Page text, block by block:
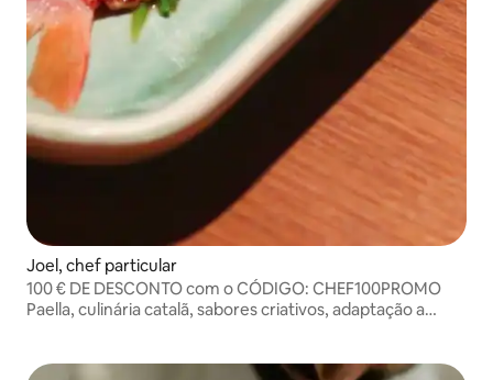
Joel, chef particular
100 € DE DESCONTO com o CÓDIGO: CHEF100PROMO
Paella, culinária catalã, sabores criativos, adaptação a